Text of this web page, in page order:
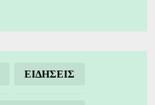
ΕΙΔΗΣΕΙΣ